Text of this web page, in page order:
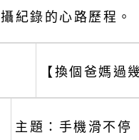
攝紀錄的心路歷程。
【換個爸媽過
主題：手機滑不